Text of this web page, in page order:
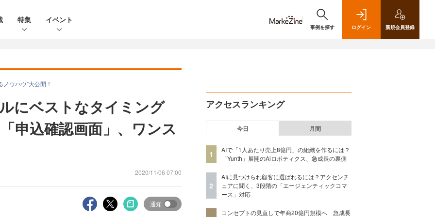
特集 イベント
事例を探す ログイン 新規会員登録
ウハウ”大公開！
にベストなタイミング
申込確認画面」、ワンス
2020/11/06 07:00
通知
アクセスランキング
今日 月間
1
AIで「1人あたり売上8億円」の組織を作るには？
「Yunth」展開のAiロボティクス、急成長の裏側
2
AIに見つけられ顧客に選ばれるには？アクセンチ
ュアに聞く、3段階の「エージェンティックコマ
ース」対応
コンセプトの見直しで年商20億円規模へ 急成長